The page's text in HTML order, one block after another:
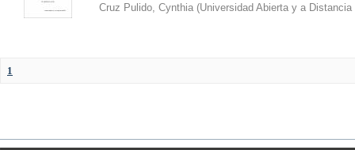
Cruz Pulido, Cynthia (Universidad Abierta y a
1